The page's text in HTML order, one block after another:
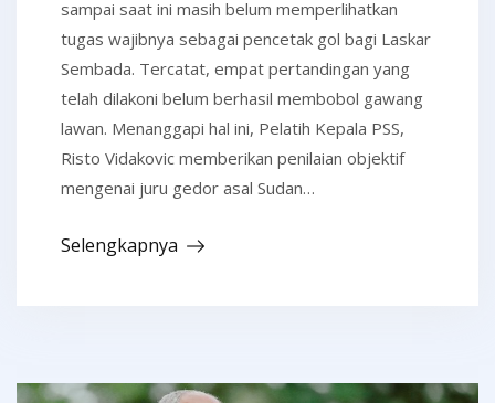
sampai saat ini masih belum memperlihatkan
tugas wajibnya sebagai pencetak gol bagi Laskar
Sembada. Tercatat, empat pertandingan yang
telah dilakoni belum berhasil membobol gawang
lawan. Menanggapi hal ini, Pelatih Kepala PSS,
Risto Vidakovic memberikan penilaian objektif
mengenai juru gedor asal Sudan…
Selengkapnya